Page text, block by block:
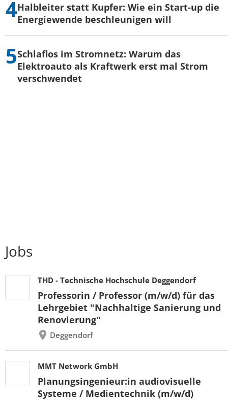
Halbleiter statt Kupfer: Wie ein Start-up die
Energiewende beschleunigen will
Schlaflos im Stromnetz: Warum das
Elektroauto als Kraftwerk erst mal Strom
verschwendet
Jobs
THD - Technische Hochschule Deggendorf
Professorin / Professor (m/w/d) für das
Lehrgebiet "Nachhaltige Sanierung und
Renovierung"
Deggendorf
MMT Network GmbH
Planungsingenieur:in audiovisuelle
Systeme / Medientechnik (m/w/d)